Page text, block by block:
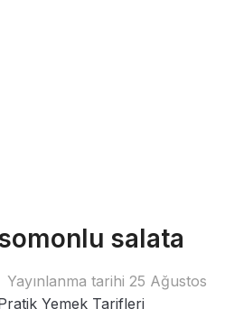
salata
Yayınlanma tarihi 25 Ağustos
Yemek Tarifleri